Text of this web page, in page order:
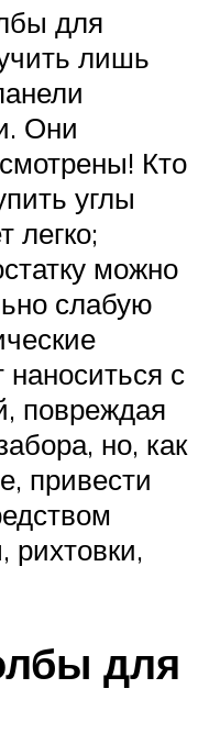
для
лишь
Они
Кто
углы
легко;
можно
слабую
наноситься с
повреждая
но, как
привести
рихтовки,
для